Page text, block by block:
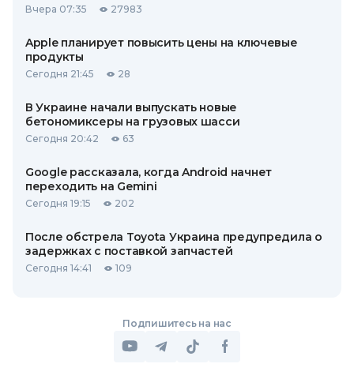
Вчера 07:35 27983
Apple планирует повысить цены на ключевые
продукты
Сегодня 21:45 28
В Украине начали выпускать новые
бетономиксеры на грузовых шасси
Сегодня 20:42 63
Google рассказала, когда Android начнет
переходить на Gemini
Сегодня 19:15 202
После обстрела Toyota Украина предупредила о
задержках с поставкой запчастей
Сегодня 14:41 109
Подпишитесь на нас